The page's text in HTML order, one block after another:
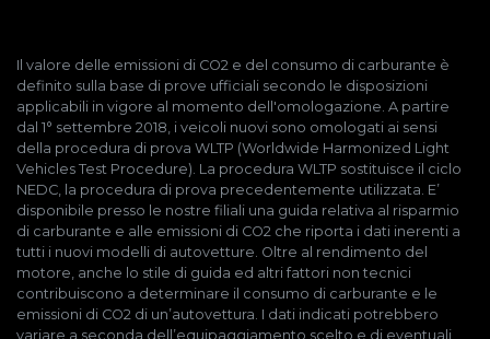
Il valore delle emissioni di CO2 e del consumo di carburante è
definito sulla base di prove ufficiali secondo le disposizioni
applicabili in vigore al momento dell'omologazione. A partire
dal 1° settembre 2018, i veicoli nuovi sono omologati ai sensi
della procedura di prova WLTP (Worldwide Harmonized Light
Vehicles Test Procedure). La procedura WLTP sostituisce il ciclo
NEDC, la procedura di prova precedentemente utilizzata. E’
disponibile presso le nostre filiali una guida relativa al risparmio
di carburante e alle emissioni di CO2 che riporta i dati inerenti a
tutti i nuovi modelli di autovetture. Oltre al rendimento del
motore, anche lo stile di guida ed altri fattori non tecnici
contribuiscono a determinare il consumo di carburante e le
emissioni di CO2 di un’autovettura. I dati indicati potrebbero
variare a seconda dell’equipaggiamento scelto e di eventuali